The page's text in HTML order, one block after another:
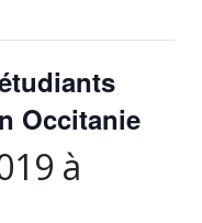
Occitanie
à